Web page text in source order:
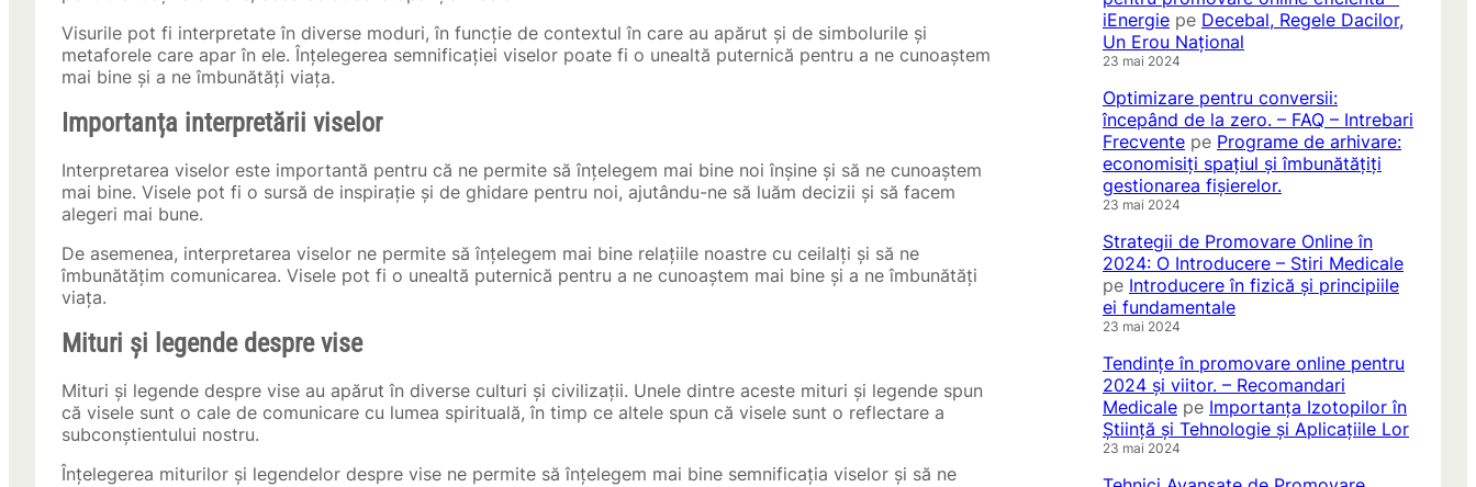
Visurile pot fi interpretate în diverse moduri, în funcție de contextul în care au apărut și de simbolurile și
metaforele care apar în ele. Înțelegerea semnificației viselor poate fi o unealtă puternică pentru a ne cunoaștem
mai bine și a ne îmbunătăți viața.
Importanța interpretării viselor
Interpretarea viselor este importantă pentru că ne permite să înțelegem mai bine noi înșine și să ne cunoaștem
mai bine. Visele pot fi o sursă de inspirație și de ghidare pentru noi, ajutându-ne să luăm decizii și să facem
alegeri mai bune.
De asemenea, interpretarea viselor ne permite să înțelegem mai bine relațiile noastre cu ceilalți și să ne
îmbunătățim comunicarea. Visele pot fi o unealtă puternică pentru a ne cunoaștem mai bine și a ne îmbunătăți
viața.
Mituri și legende despre vise
Mituri și legende despre vise au apărut în diverse culturi și civilizații. Unele dintre aceste mituri și legende spun
că visele sunt o cale de comunicare cu lumea spirituală, în timp ce altele spun că visele sunt o reflectare a
subconștientului nostru.
Înțelegerea miturilor și legendelor despre vise ne permite să înțelegem mai bine semnificația viselor și să ne
iEnergie pe Decebal, Regele Dacilor,
Un Erou Național
23 mai 2024
Optimizare pentru conversii:
începând de la zero. – FAQ – Intrebari
Frecvente pe Programe de arhivare:
economisiți spațiul și îmbunătățiți
gestionarea fișierelor.
23 mai 2024
Strategii de Promovare Online în
2024: O Introducere – Stiri Medicale
pe Introducere în fizică și principiile
ei fundamentale
23 mai 2024
Tendințe în promovare online pentru
2024 și viitor. – Recomandari
Medicale pe Importanța Izotopilor în
Știință și Tehnologie și Aplicațiile Lor
23 mai 2024